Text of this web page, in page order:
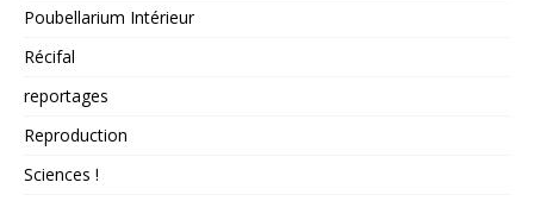
Poubellarium Intérieur
Récifal
reportages
Reproduction
Sciences !